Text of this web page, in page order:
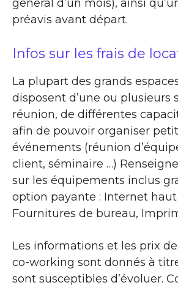
général d’un mois), ainsi
préavis avant départ.
Infos sur les frais de
La plupart des grands
disposent d’une ou plusieurs
réunion, de différentes
afin de pouvoir organiser
événements (réunion
client, séminaire …)
sur les équipements inclus
option payante : Internet
Fournitures de bureau,
Les informations et les prix
co-working sont donnés à
sont susceptibles d’évoluer.